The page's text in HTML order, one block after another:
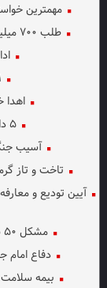
مهمترین
طلب ۷۰۰ میلیاردی دانشگاه علوم پزشکی بوشهر از بیمه ها
۱۱ چاه غیرمجاز جم مسدود شد
اهدا خون ۱۲هزار بوشهری
۵ داور بوشهری مجوز لیگ برتر گرفتند
آسیب جنگ به ۸۴۰۰ واحد
تاخت و تاز گرما در
آیین تودیع و معارفه
مشکل ۵۰ ساله اسناد مالکیت مردم بیدخون حل شد
دفاع امام
بیمه سلامت: